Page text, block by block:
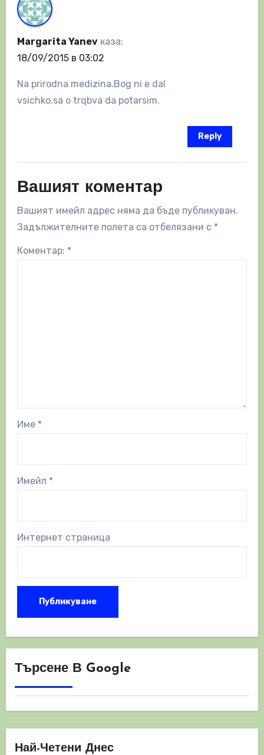
Margarita Yanev каза:
18/09/2015 в 03:02
Na prirodna medizina.Bog ni e dal
vsichko.sa o trqbva da potarsim.
Reply
Вашият коментар
Вашият имейл адрес няма да бъде публикуван.
Задължителните полета са отбелязани с *
Коментар: *
Име *
Имейл *
Интернет страница
Търсене В Google
Най-Четени Днес